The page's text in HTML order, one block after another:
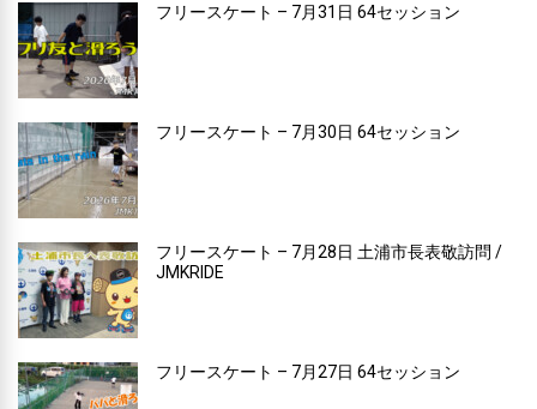
フリースケート – 7月31日 64セッション
フリースケート – 7月30日 64セッション
フリースケート – 7月28日 土浦市長表敬訪問 /
JMKRIDE
フリースケート – 7月27日 64セッション